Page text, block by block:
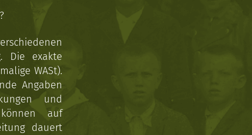
Die exakte
WASt).
Angaben
und
können auf
dauert